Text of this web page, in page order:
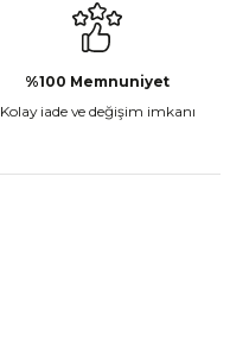
%100 Memnuniyet
Kolay iade ve değişim imkanı